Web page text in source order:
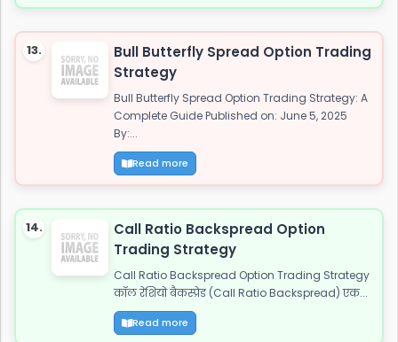
13.
Bull Butterfly Spread Option Trading
Strategy
Bull Butterfly Spread Option Trading Strategy: A
Complete Guide Published on: June 5, 2025
By:...
Read more
14.
Call Ratio Backspread Option
Trading Strategy
Call Ratio Backspread Option Trading Strategy
कॉल रेशियो बैकस्प्रेड (Call Ratio Backspread) एक...
Read more